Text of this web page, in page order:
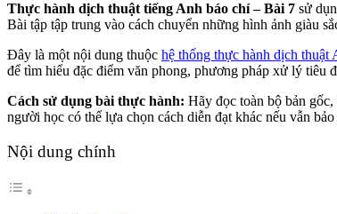
Thực hành dịch thuật tiếng Anh báo chí – Bài 7 sử
Bài tập tập trung vào cách chuyển những hình ảnh giàu
Đây là một nội dung thuộc hệ thống thực hành dịch
để tìm hiểu đặc điểm văn phong, phương pháp xử lý tiêu
Cách sử dụng bài thực hành: Hãy đọc toàn bộ bản
người học có thể lựa chọn cách diễn đạt khác nếu vẫn
Nội dung chính